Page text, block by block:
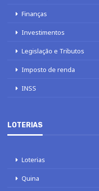
Finanças
Investimentos
Legislação e Tributos
Imposto de renda
INSS
LOTERIAS
Loterias
Quina